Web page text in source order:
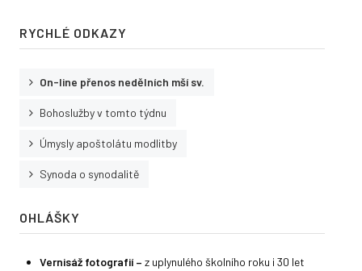
RYCHLÉ ODKAZY
On-line přenos nedělních mší sv.
Bohoslužby v tomto týdnu
Úmysly apoštolátu modlitby
Synoda o synodalitě
OHLÁŠKY
Vernisáž fotografií – z uplynulého školního roku i 30 let